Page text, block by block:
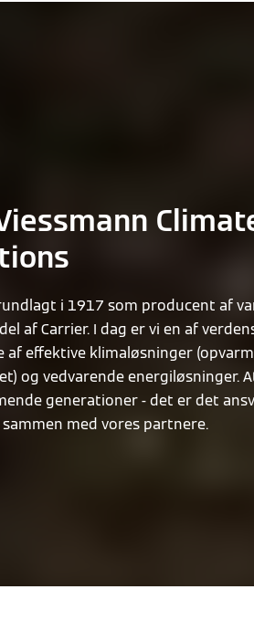
i 1917 som producent af
af Carrier. I dag er vi en af
af effektive klimaløsninger
og vedvarende energiløsninger.
generationer - det er det
sammen med vores partnere.